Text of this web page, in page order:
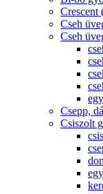
Cseh
Cseh
Csepp,
Csiszolt